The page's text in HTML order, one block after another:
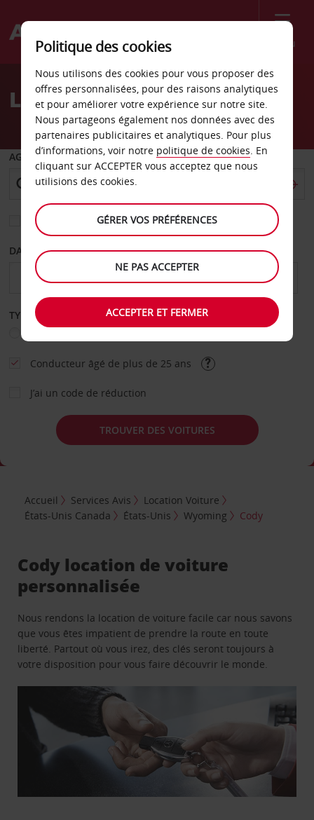
Menu
Welcome
AvisLocation de voiture Cody
AGENCE DE DÉPART
Sélectionnez une autre agence de retour
DATE DE DÉPART DATE DE RETOUR
TYPE DE LOCATION
Conducteur âgé de plus de 25 ans
J’ai un code de réduction
TROUVER DES VOITURES
Accueil Services Avis
Location Voiture
États-Unis Canada
États-Unis Wyoming Cody
Cody location de voiture
personnalisée
Nous rendons la location de voiture facile car nous savons
que vous êtes impatient de prendre la route en toute
liberté. Partout où vous irez, des clés seront toujours à
votre disposition pour vous faire découvrir le monde.
Politique des cookies
Nous utilisons des cookies pour vous proposer des
offres personnalisées, pour des raisons analytiques
et pour améliorer votre expérience sur notre site.
Nous partageons également nos données avec des
partenaires publicitaires et analytiques. Pour plus
d’informations, voir notre politique de cookies. En
cliquant sur ACCEPTER vous acceptez que nous
utilisions des cookies.
GÉRER VOS PRÉFÉRENCES
NE PAS ACCEPTER
ACCEPTER ET FERMER